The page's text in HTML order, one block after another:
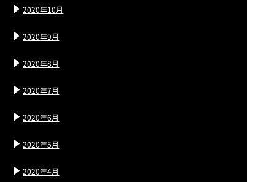
2020年10月
2020年9月
2020年8月
2020年7月
2020年6月
2020年5月
2020年4月